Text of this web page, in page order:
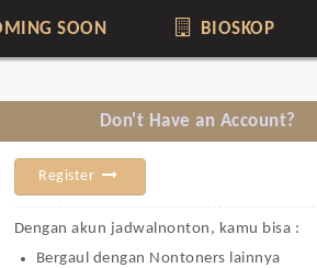
SOON BIOSKOP
Don't Have an Account?
Register
Dengan akun jadwalnonton, kamu bisa :
Bergaul dengan Nontoners lainnya